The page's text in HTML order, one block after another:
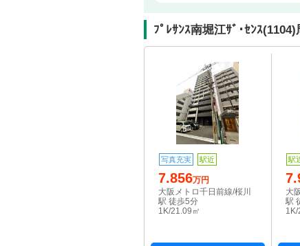
ﾌﾟﾚｻﾝｽ南堀江ｻﾞ･ｾﾝｽ
写真充実 駅近
7.856万円
大阪メトロ千日前線/桜川
駅 徒歩5分
1K/21.09㎡
駅
大
駅
1K/